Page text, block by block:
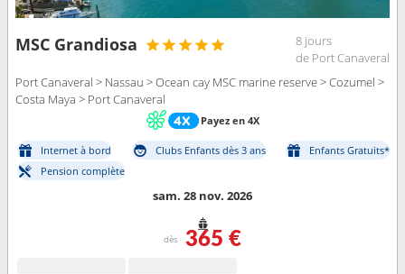
MSC Grandiosa
8 jours
de Port Canaveral
Port Canaveral > Nassau > Ocean cay MSC marine reserve > Cozumel >
Costa Maya > Port Canaveral
Payez en 4X
Internet à bord Clubs Enfants dès 3 ans
Enfants Gratuits*
Pension complète
sam. 28 nov. 2026
dès 365 €